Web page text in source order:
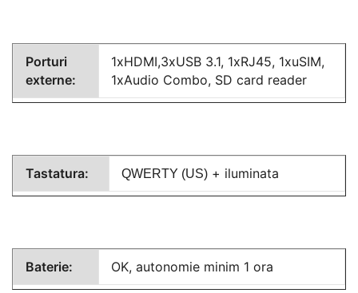
Porturi
externe:
1xHDMI,3xUSB 3.1, 1xRJ45, 1xuSIM,
1xAudio Combo, SD card reader
Tastatura: QWERTY (US) + iluminata
Baterie: OK, autonomie minim 1 ora